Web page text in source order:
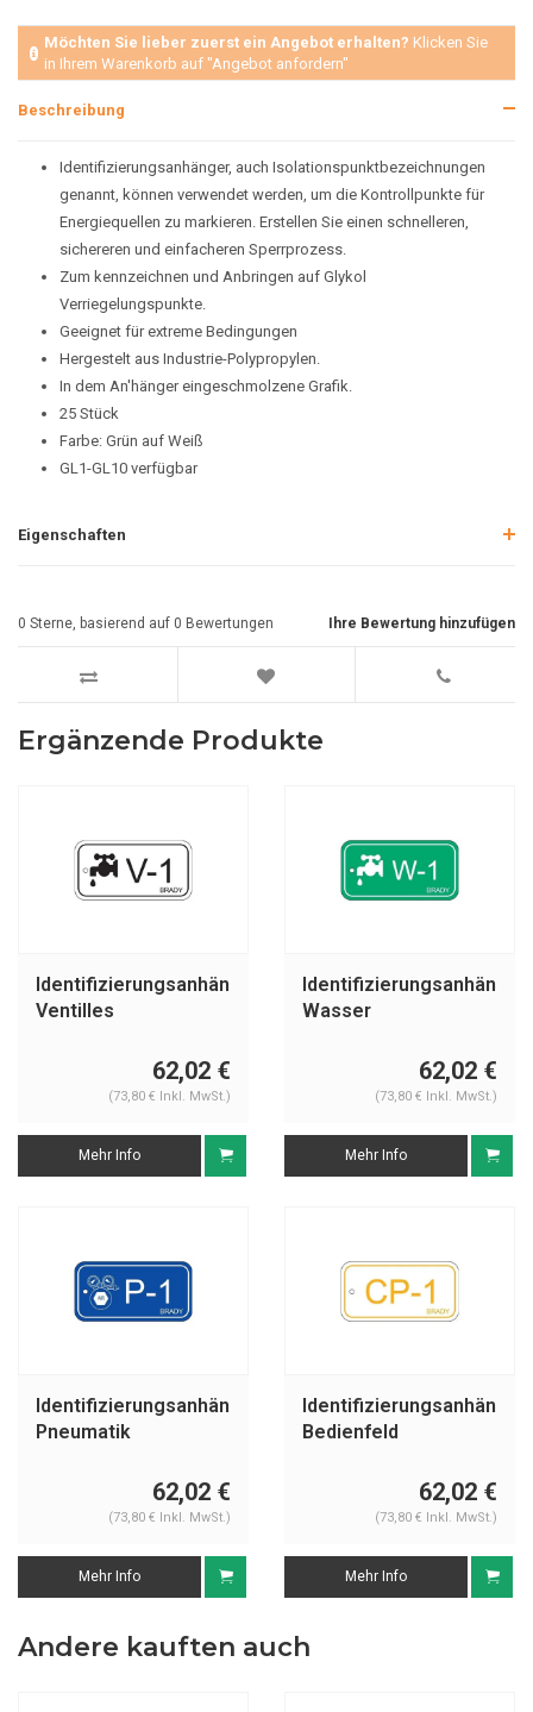
Möchten Sie lieber zuerst ein Angebot erhalten? Klicken Sie
in Ihrem Warenkorb auf "Angebot anfordern"
Beschreibung
Identifizierungsanhänger, auch Isolationspunktbezeichnungen
genannt, können verwendet werden, um die Kontrollpunkte für
Energiequellen zu markieren. Erstellen Sie einen schnelleren,
sichereren und einfacheren Sperrprozess.
Zum kennzeichnen und Anbringen auf Glykol
Verriegelungspunkte.
Geeignet für extreme Bedingungen
Hergestelt aus Industrie-Polypropylen.
In dem An'hänger eingeschmolzene Grafik.
25 Stück
Farbe: Grün auf Weiß
GL1-GL10 verfügbar
Eigenschaften
Ihre Bewertung hinzufügen
0 Sterne, basierend auf 0 Bewertungen
Ergänzende Produkte
Identifizierungsanhänger
Ventilles
62,02 €
(73,80 € Inkl. MwSt.)
Mehr Info
Identifizierungsanhänger
Wasser
62,02 €
(73,80 € Inkl. MwSt.)
Mehr Info
Identifizierungsanhänger
Pneumatik
62,02 €
(73,80 € Inkl. MwSt.)
Mehr Info
Identifizierungsanhänger
Bedienfeld
62,02 €
(73,80 € Inkl. MwSt.)
Mehr Info
Andere kauften auch